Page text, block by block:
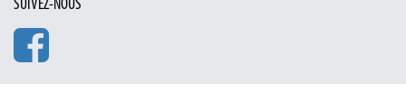
SUIVEZ-NOUS